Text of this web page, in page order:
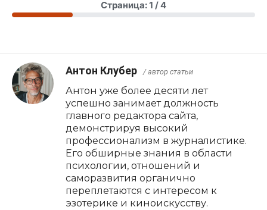
Страница: 1 / 4
Антон Клубер / автор статьи
Антон уже более десяти лет
успешно занимает должность
главного редактора сайта,
демонстрируя высокий
профессионализм в журналистике.
Его обширные знания в области
психологии, отношений и
саморазвития органично
переплетаются с интересом к
эзотерике и киноискусству.